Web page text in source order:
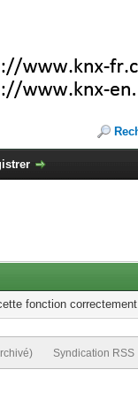
fonction
Syndication RSS